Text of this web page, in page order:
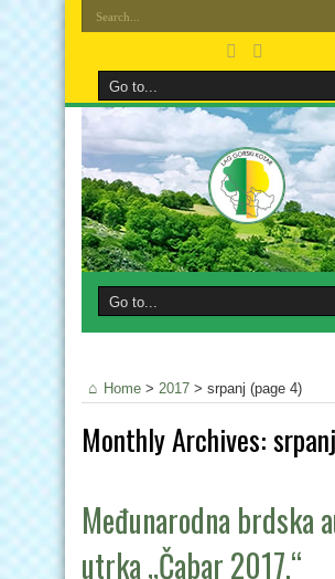
Home > 2017 > srpanj (page 4)
Monthly Archives:
Međunarodna brdska
utrka „Čabar 2017.“